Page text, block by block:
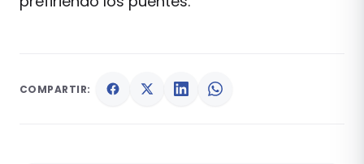
COMPARTIR: